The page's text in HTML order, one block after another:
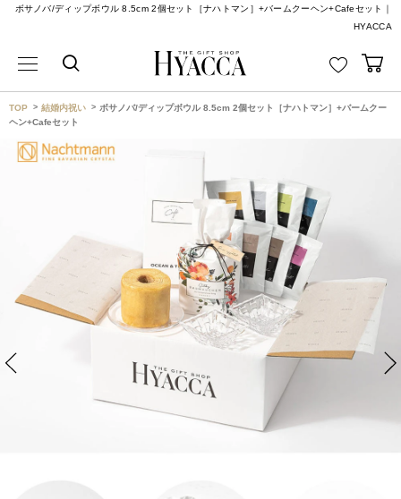
ボサノバ/ディップボウル 8.5cm 2個セット［ナハトマン］+バームクーヘン+Cafeセット｜
HYACCA
TOP 結婚内祝い
ボサノバ/ディップボウル 8.5cm 2個セット［ナハトマン］+バームクー
ヘン+Cafeセット